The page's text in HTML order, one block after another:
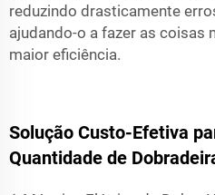
reduzindo drasticamente
ajudando-o a fazer as coisas
maior eficiência.
Solução Custo-Efetiva
Quantidade de